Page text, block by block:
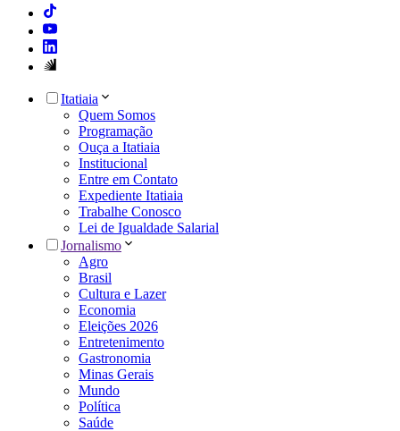
Itatiaia
Quem Somos
Programação
Ouça a Itatiaia
Institucional
Entre em Contato
Expediente Itatiaia
Trabalhe Conosco
Lei de Igualdade Salarial
Jornalismo
Agro
Brasil
Cultura e Lazer
Economia
Eleições 2026
Entretenimento
Gastronomia
Minas Gerais
Mundo
Política
Saúde